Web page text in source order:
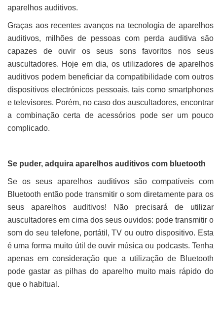
aparelhos auditivos.
Graças aos recentes avanços na tecnologia de aparelhos
auditivos, milhões de pessoas com perda auditiva são
capazes de ouvir os seus sons favoritos nos seus
auscultadores. Hoje em dia, os utilizadores de aparelhos
auditivos podem beneficiar da compatibilidade com outros
dispositivos electrónicos pessoais, tais como smartphones
e televisores. Porém, no caso dos auscultadores, encontrar
a combinação certa de acessórios pode ser um pouco
complicado.
Se puder, adquira aparelhos auditivos com bluetooth
Se os seus aparelhos auditivos são compatíveis com
Bluetooth então pode transmitir o som diretamente para os
seus aparelhos auditivos! Não precisará de utilizar
auscultadores em cima dos seus ouvidos: pode transmitir o
som do seu telefone, portátil, TV ou outro dispositivo. Esta
é uma forma muito útil de ouvir música ou podcasts. Tenha
apenas em consideração que a utilização de Bluetooth
pode gastar as pilhas do aparelho muito mais rápido do
que o habitual.